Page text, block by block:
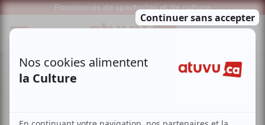
Passionnés de spectacles et de culture